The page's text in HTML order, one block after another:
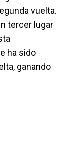
vuelta.
tercer lugar
ha sido
ganando